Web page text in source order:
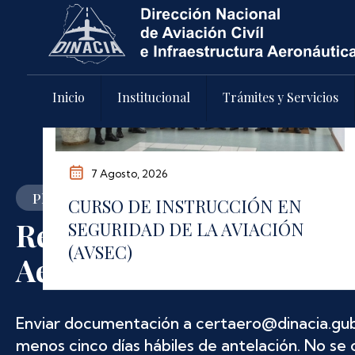
Pasar al contenido principal
Inicio Institucional Trámites y Servicios
Plazos y requisitos actualizados
Renovación de
Aeronavegabilidad
Enviar documentación a
menos cinco días hábiles de antelación. No se
5 Junio, 2026
PREVENCIÓN Y CONTROL DEL
CONSUMO INDEBIDO DE
SUSTANCIAS PSICOACTIVAS
TALLER REALIZADO POR LA EMPRESA
DINACIA